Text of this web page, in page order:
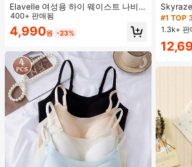
Elavelle 여성용 하이 웨이스트 나비
매듭 노트 프린트 비키니 하의, 봄/여
름
400+ 판매됨
4,990원 -23%
름 메쉬
봄 옷
#1 TOP
1.3k+ 판